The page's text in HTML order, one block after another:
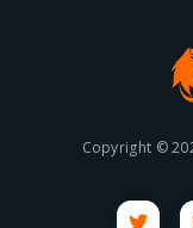
Copyright ©